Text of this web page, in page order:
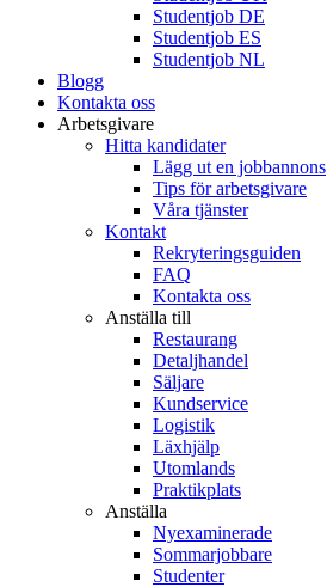
Studentjob DE
Studentjob ES
Studentjob NL
Blogg
Kontakta oss
Arbetsgivare
Hitta kandidater
Lägg ut en jobbannons
Tips för arbetsgivare
Våra tjänster
Kontakt
Rekryteringsguiden
FAQ
Kontakta oss
Anställa till
Restaurang
Detaljhandel
Säljare
Kundservice
Logistik
Läxhjälp
Utomlands
Praktikplats
Anställa
Nyexaminerade
Sommarjobbare
Studenter